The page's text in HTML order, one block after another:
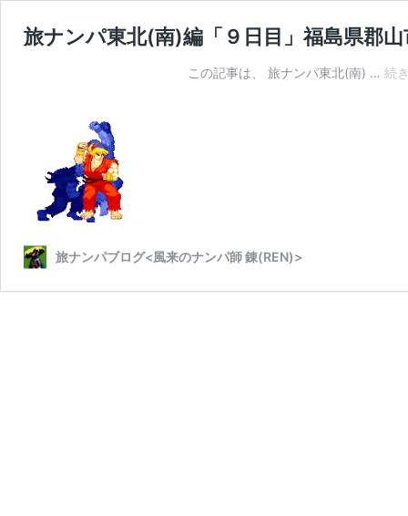
旅ナンパ東北(南)編「９日目」福島県郡山
この記事は、 旅ナンパ東北(南) … 続
旅ナンパブログ<風来のナンパ師 錬(REN)>